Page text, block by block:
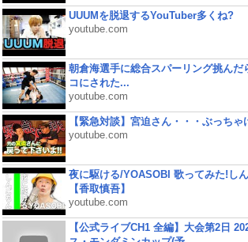
UUUMを脱退するYouTuber多くね?
youtube.com
朝倉海選手に総合スパーリング挑んだ
コにされた...
youtube.com
【緊急対談】宮迫さん・・・ぶっちゃ
youtube.com
夜に駆ける/YOASOBI 歌ってみた!し
【香取慎吾】
youtube.com
【公式ライブCH1 全編】大会第2日